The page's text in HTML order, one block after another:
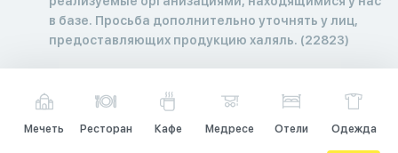
в базе. Просьба дополнительно уточнять у лиц,
предоставляющих продукцию халяль. (22823)
Мечеть Ресторан Кафе Медресе Отели Одежда